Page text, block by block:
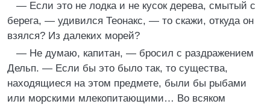
— Если это не лодка и не кусок дерева, смытый с
берега, — удивился Теонакс, — то скажи, откуда он
взялся? Из далеких морей?
— Не думаю, капитан, — бросил с раздражением
Дельп. — Если бы это было так, то существа,
находящиеся на этом предмете, были бы рыбами
или морскими млекопитающими… Во всяком